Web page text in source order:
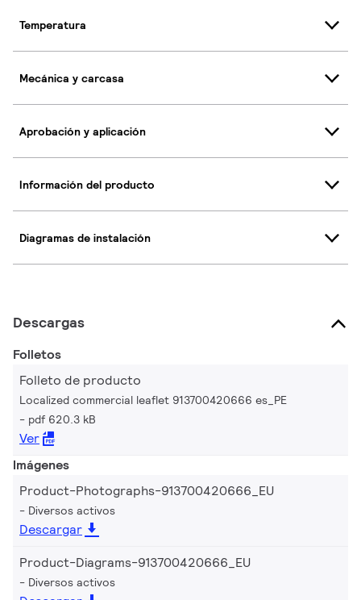
Temperatura
Mecánica y carcasa
Aprobación y aplicación
Información del producto
Diagramas de instalación
Descargas
Folletos
Folleto de producto
Localized commercial leaflet 913700420666 es_PE
pdf 620.3 kB
Ver
Imágenes
Product-Photographs-913700420666_EU
Diversos activos
Descargar
Product-Diagrams-913700420666_EU
Diversos activos